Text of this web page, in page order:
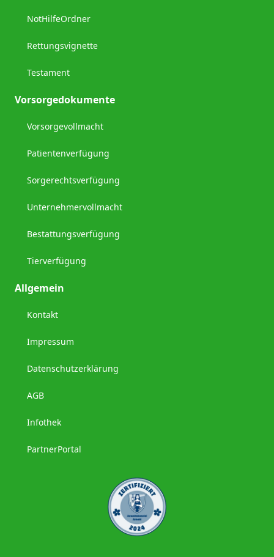
NotHilfeOrdner
Rettungsvignette
Testament
Vorsorgedokumente
Vorsorgevollmacht
Patientenverfügung
Sorgerechtsverfügung
Unternehmervollmacht
Bestattungsverfügung
Tierverfügung
Allgemein
Kontakt
Impressum
Datenschutzerklärung
AGB
Infothek
PartnerPortal